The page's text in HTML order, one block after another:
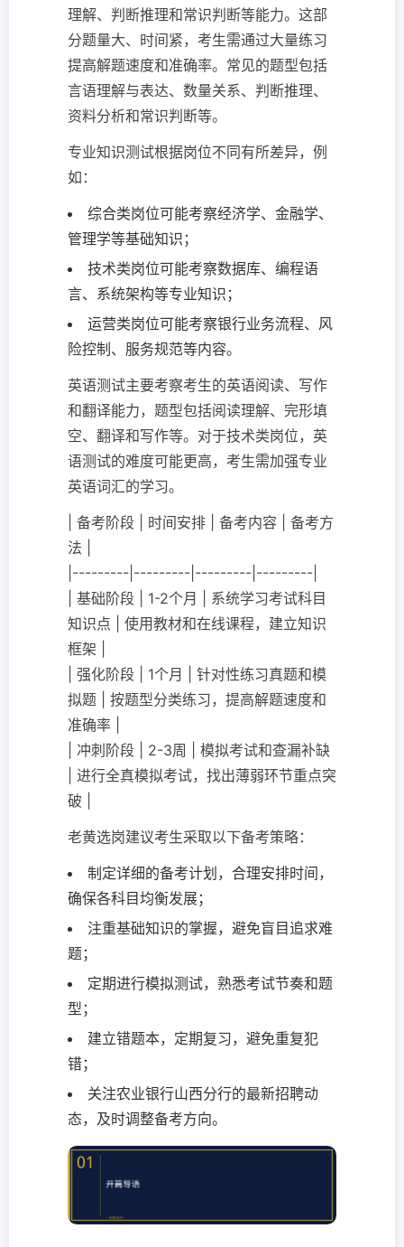
理解、判断推理和常识判断等能力。这部
分题量大、时间紧，考生需通过大量练习
提高解题速度和准确率。常见的题型包括
言语理解与表达、数量关系、判断推理、
资料分析和常识判断等。
专业知识测试根据岗位不同有所差异，例
如：
综合类岗位可能考察经济学、金融学、
管理学等基础知识；
技术类岗位可能考察数据库、编程语
言、系统架构等专业知识；
运营类岗位可能考察银行业务流程、风
险控制、服务规范等内容。
英语测试主要考察考生的英语阅读、写作
和翻译能力，题型包括阅读理解、完形填
空、翻译和写作等。对于技术类岗位，英
语测试的难度可能更高，考生需加强专业
英语词汇的学习。
| 备考阶段 | 时间安排 | 备考内容 | 备考方
法 |
|---------|---------|---------|---------|
| 基础阶段 | 1-2个月 | 系统学习考试科目
知识点 | 使用教材和在线课程，建立知识
框架 |
| 强化阶段 | 1个月 | 针对性练习真题和模
拟题 | 按题型分类练习，提高解题速度和
准确率 |
| 冲刺阶段 | 2-3周 | 模拟考试和查漏补缺
| 进行全真模拟考试，找出薄弱环节重点突
破 |
老黄选岗建议考生采取以下备考策略：
制定详细的备考计划，合理安排时间，
确保各科目均衡发展；
注重基础知识的掌握，避免盲目追求难
题；
定期进行模拟测试，熟悉考试节奏和题
型；
建立错题本，定期复习，避免重复犯
错；
关注农业银行山西分行的最新招聘动
态，及时调整备考方向。